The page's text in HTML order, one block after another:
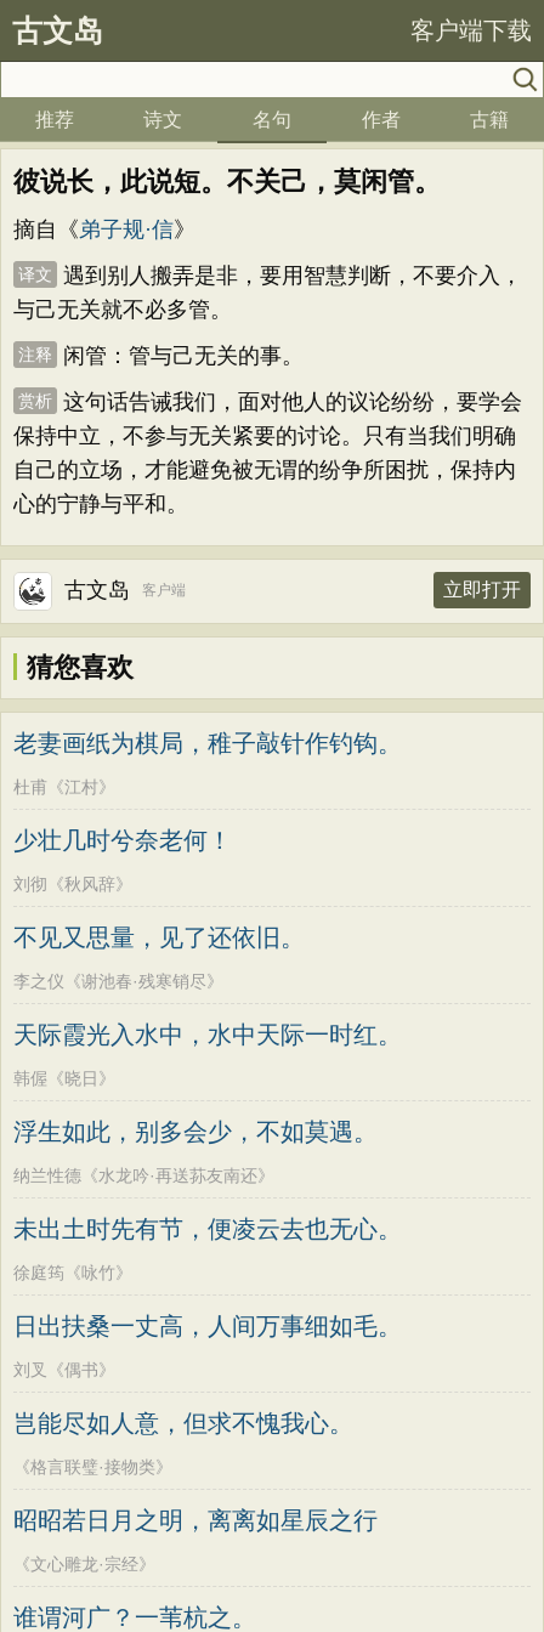
古文岛 客户端下载
推荐 诗文 名句 作者 古籍
彼说长，此说短。不关己，莫闲管。
摘自《弟子规·信》
译文
遇到别人搬弄是非，要用智慧判断，不要介入，
与己无关就不必多管。
注释 闲管：管与己无关的事。
赏析 这句话告诫我们，面对他人的议论纷纷，要学会
保持中立，不参与无关紧要的讨论。只有当我们明确
自己的立场，才能避免被无谓的纷争所困扰，保持内
心的宁静与平和。
古文岛 客户端 立即打开
猜您喜欢
老妻画纸为棋局，稚子敲针作钓钩。
杜甫《江村》
少壮几时兮奈老何！
刘彻《秋风辞》
不见又思量，见了还依旧。
李之仪《谢池春·残寒销尽》
天际霞光入水中，水中天际一时红。
韩偓《晓日》
浮生如此，别多会少，不如莫遇。
纳兰性德《水龙吟·再送荪友南还》
未出土时先有节，便凌云去也无心。
徐庭筠《咏竹》
日出扶桑一丈高，人间万事细如毛。
刘叉《偶书》
岂能尽如人意，但求不愧我心。
《格言联璧·接物类》
昭昭若日月之明，离离如星辰之行
《文心雕龙·宗经》
谁谓河广？一苇杭之。